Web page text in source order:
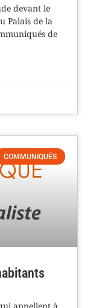
devant le
Palais de la
de
COMMUNIQUÉS